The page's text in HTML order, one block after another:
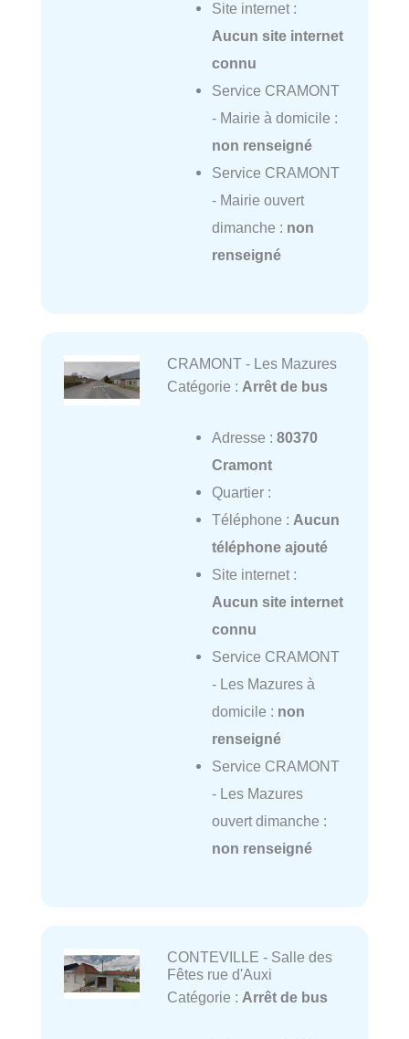
Site internet :
Aucun site internet
connu
Service CRAMONT
- Mairie à domicile :
non renseigné
Service CRAMONT
- Mairie ouvert
dimanche : non
renseigné
CRAMONT - Les Mazures
Catégorie : Arrêt de bus
Adresse : 80370
Cramont
Quartier :
Téléphone : Aucun
téléphone ajouté
Site internet :
Aucun site internet
connu
Service CRAMONT
- Les Mazures à
domicile : non
renseigné
Service CRAMONT
- Les Mazures
ouvert dimanche :
non renseigné
CONTEVILLE - Salle des
Fêtes rue d'Auxi
Catégorie : Arrêt de bus